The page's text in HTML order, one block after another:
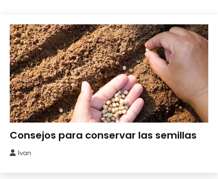
2023
Obtener
Semillas
Consejos para conservar las semillas
octubre,
Ivan